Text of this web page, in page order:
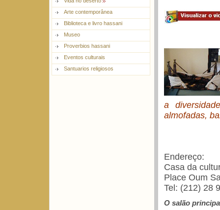
Arte contemporânea
Biblioteca e livro hassani
Museo
Proverbios hassani
Eventos culturais
Santuarios religiosos
a
almofadas,
Endereço:
Casa da
Place Oum
Tel: (212) 28
O salão